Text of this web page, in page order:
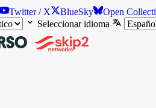
Twitter / X BlueSky Open
Seleccionar idioma